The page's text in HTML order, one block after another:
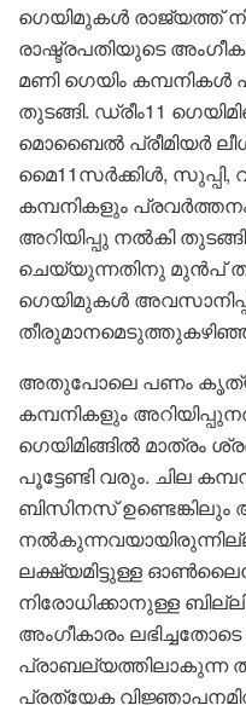
ഗെയിമുകൾ രാജ്യത്ത്
രാഷ്ട്രപതിയുടെ
മണി ഗെയിം കമ്പനികൾ
തുടങ്ങി. ഡ്രീം11
മൊബൈൽ പ്രീമിയർ
മൈ11സർക്കിൾ,
കമ്പനികളും
അറിയിപ്പു നൽകി
ചെയ്യുന്നതിനു മുൻപ്
​ഗെയിമുകൾ
അതുപോലെ പണം
കമ്പനികളും
ഗെയിമിങ്ങിൽ മാത്രം
പൂട്ടേണ്ടി വരും. ചില
ബിസിനസ്
ലക്ഷ്യമിട്ടുള്ള
നിരോധിക്കാനുള്ള
അംഗീകാരം
പ്രാബല്യത്തിലാകുന്ന
പ്രത്യേക